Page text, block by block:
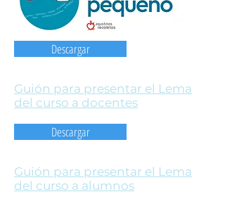
Descargar
Guión para presentar el Lema
del curso a docentes
Descargar
Guión para presentar el Lema
del curso a alumnos